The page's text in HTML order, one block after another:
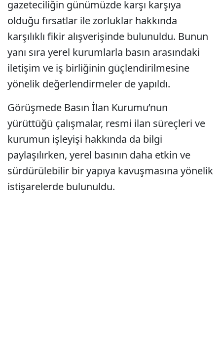
gazeteciliğin günümüzde karşı karşıya
olduğu fırsatlar ile zorluklar hakkında
karşılıklı fikir alışverişinde bulunuldu. Bunun
yanı sıra yerel kurumlarla basın arasındaki
iletişim ve iş birliğinin güçlendirilmesine
yönelik değerlendirmeler de yapıldı.
Görüşmede Basın İlan Kurumu’nun
yürüttüğü çalışmalar, resmi ilan süreçleri ve
kurumun işleyişi hakkında da bilgi
paylaşılırken, yerel basının daha etkin ve
sürdürülebilir bir yapıya kavuşmasına yönelik
istişarelerde bulunuldu.